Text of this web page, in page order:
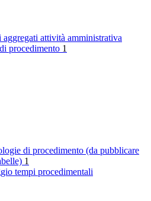
aggregati attività amministrativa
procedimento 1
di procedimento (da pubblicare
1
tempi procedimentali